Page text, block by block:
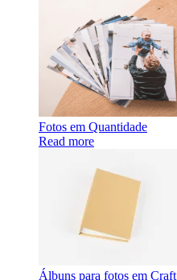
Fotos em Quantidade
Read more
Álbuns para fotos em Craft